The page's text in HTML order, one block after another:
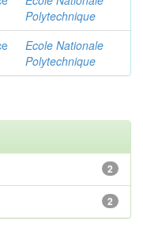
Polytechnique
Ecole Nationale
Polytechnique
2
2